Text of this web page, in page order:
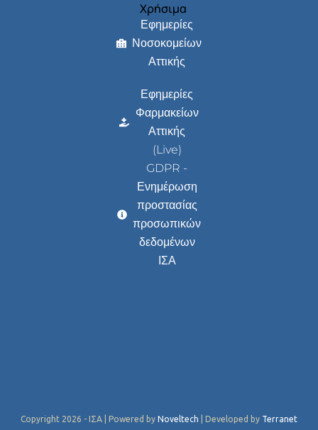
Χρήσιμα
Εφημερίες
Νοσοκομείων
Αττικής
Εφημερίες
Φαρμακείων
Αττικής
(Live)
GDPR -
Ενημέρωση
προστασίας
προσωπικών
δεδομένων
ΙΣΑ
Copyright 2026 - ΙΣΑ | Powered by Noveltech | Developed by Terranet